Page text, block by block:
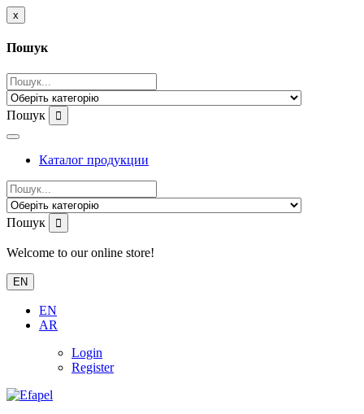
x
Пошук
Пошук
Каталог продукции
Пошук
Welcome to our online store!
EN
EN
AR
Login
Register